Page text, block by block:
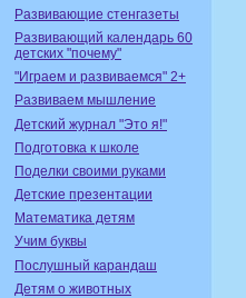
Развивающие стенгазеты
Развивающий календарь 60
детских "почему"
"Играем и развиваемся" 2+
Развиваем мышление
Детский журнал "Это я!"
Подготовка к школе
Поделки своими руками
Детские презентации
Математика детям
Учим буквы
Послушный карандаш
Детям о животных